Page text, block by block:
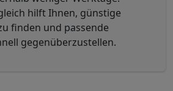
hilft Ihnen, günstige
finden und passende
gegenüberzustellen.